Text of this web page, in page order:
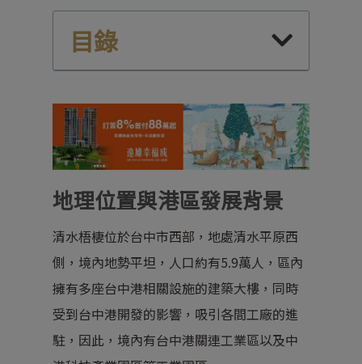
目錄
地理位置與港區發展背景
清水梧棲位於台中市西部，地處清水平原西
側，境內地勢平坦，人口約有5.9萬人，區內
擁有多座台中港相關設施的建築大樓，同時
受到台中港開發的影響，吸引各間工廠的進
駐，因此，境內有台中港關連工業區以及中